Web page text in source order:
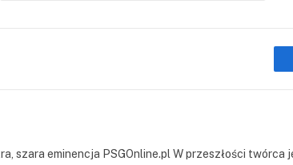
szara eminencja PSGOnline.pl W przeszłości twórca